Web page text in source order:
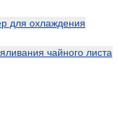
для охлаждения
чайного листа